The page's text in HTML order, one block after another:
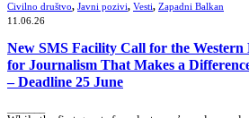
Civilno društvo, Javni pozivi, Vesti, Zapadni Balkan
11.06.26
New SMS Facility Call for the Western
for Journalism That Makes a
– Deadline 25 June